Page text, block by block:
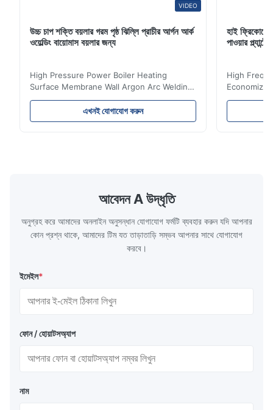
VIDEO
উচ্চ চাপ শক্তি বয়লার গরম পৃষ্ঠ ঝিল্লি প্রাচীর আর্গন আর্ক
ওয়েল্ডিং বায়োমাস বয়লার জন্য
High Pressure Power Boiler Heating
Surface Membrane Wall Argon Arc Welding
For Biomass Boiler Product Introduction
Water wall panels with pins usually laid
vertically on the inner wall of the furnace
the basic component of boiler water
circulation loop.Because of both cooling
এখনই যোগাযোগ করুন
হাই
পাওয়ার
High
Product
industrial
আবেদন A উদ্ধৃতি
অনুগ্রহ করে আমাদের অনলাইন অনুসন্ধান যোগাযোগ ফর্মটি ব্যবহার করুন যদি আপনার
কোন প্রশ্ন থাকে, আমাদের টিম যত তাড়াতাড়ি সম্ভব আপনার সাথে যোগাযোগ
করবে।
ইমেইল*
ফোন / হোয়াটসঅ্যাপ
নাম